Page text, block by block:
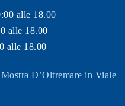
alle 18.00
alle 18.00
alle 18.00
D’Oltremare in Viale